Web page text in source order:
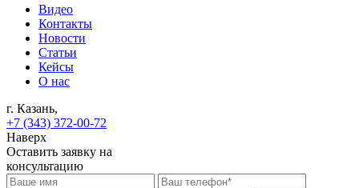
Видео
Контакты
Новости
Статьи
Кейсы
О нас
г. Казань,
+7 (343) 372-00-72
Наверх
Оставить заявку на
консультацию